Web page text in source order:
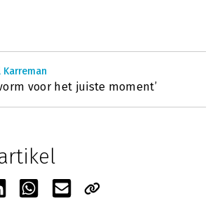
voor het juiste moment’